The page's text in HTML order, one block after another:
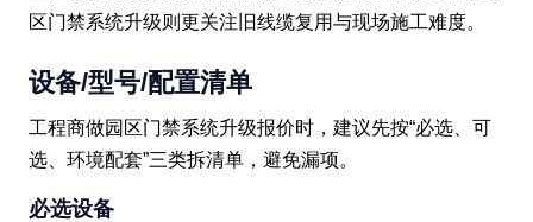
区门禁系统升级则更关注旧线缆复用与现场施工难度。
设备/型号/配置清单
工程商做园区门禁系统升级报价时，建议先按“必选、可
选、环境配套”三类拆清单，避免漏项。
必选设备